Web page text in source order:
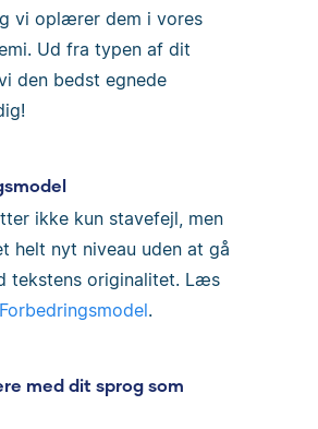
vi oplærer dem i vores
Ud fra typen af dit
den bedst egnede
ikke kun stavefejl, men
helt nyt niveau uden at gå
tekstens originalitet. Læs
.
med dit sprog som